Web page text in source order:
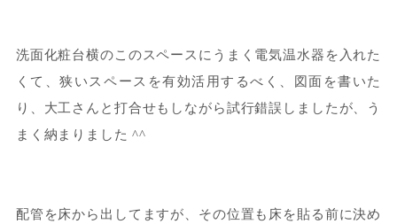
洗面化粧台横のこのスペースにうまく電気温水器を入れた
くて、狭いスペースを有効活用するべく、図面を書いた
り、大工さんと打合せもしながら試行錯誤しましたが、う
まく納まりました ^^
配管を床から出してますが、その位置も床を貼る前に決め